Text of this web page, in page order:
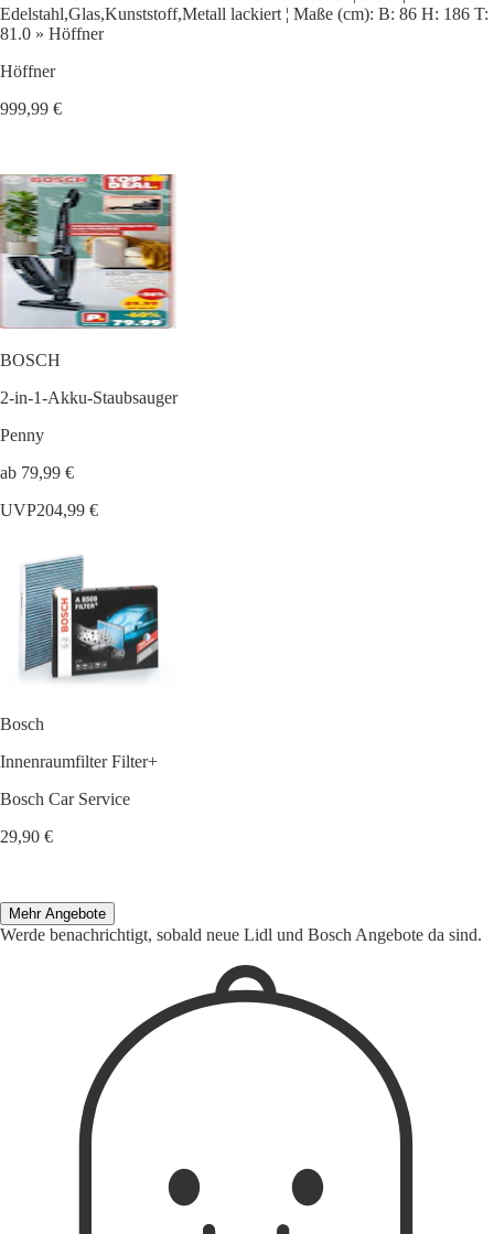
Edelstahl,Glas,Kunststoff,Metall lackiert ¦ Maße (cm): B: 86 H: 186 T:
81.0 » Höffner
Höffner
999,99 €
BOSCH
2-in-1-Akku-Staubsauger
Penny
ab 79,99 €
UVP204,99 €
Bosch
Innenraumfilter Filter+
Bosch Car Service
29,90 €
Mehr Angebote
Werde benachrichtigt, sobald neue Lidl und Bosch Angebote da sind.